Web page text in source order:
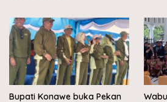
Bupati Konawe buka Pekan